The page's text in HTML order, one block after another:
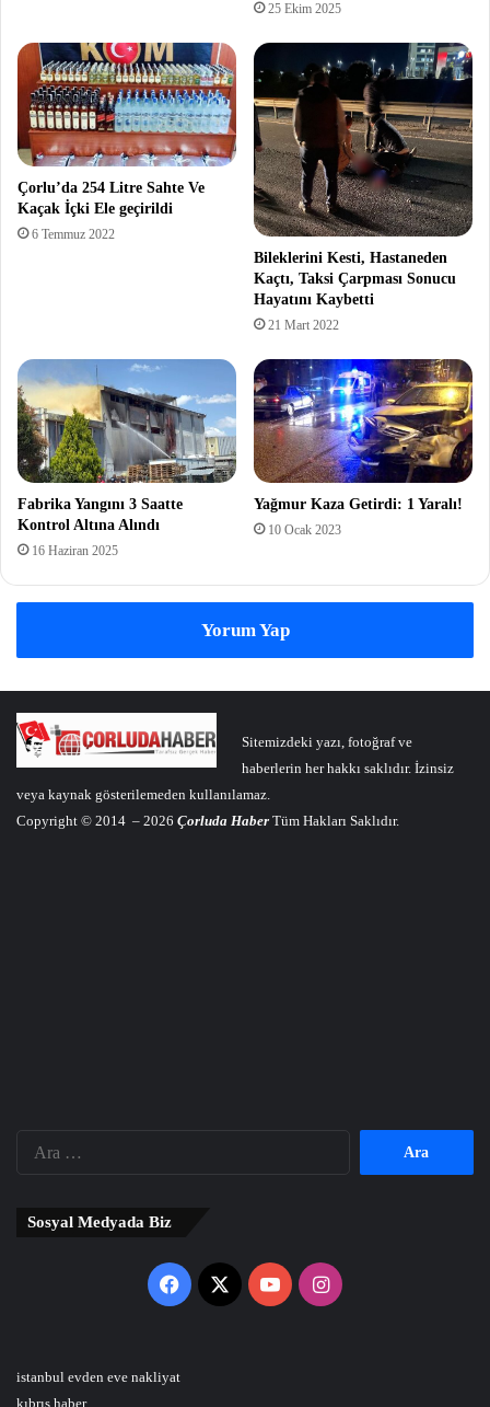
25 Ekim 2025
Çorlu’da 254 Litre Sahte Ve
Kaçak İçki Ele geçirildi
6 Temmuz 2022
Bileklerini Kesti, Hastaneden
Kaçtı, Taksi Çarpması Sonucu
Hayatını Kaybetti
21 Mart 2022
Fabrika Yangını 3 Saatte
Kontrol Altına Alındı
16 Haziran 2025
Yağmur Kaza Getirdi: 1 Yaralı!
10 Ocak 2023
Yorum Yap
Sitemizdeki yazı, fotoğraf ve
haberlerin her hakkı saklıdır. İzinsiz
veya kaynak gösterilemeden kullanılamaz.
Copyright © 2014 – 2026 Çorluda Haber Tüm Hakları Saklıdır.
Sosyal Medyada Biz
Facebook
X YouTubeInstagram
istanbul evden eve nakliyat
kıbrıs haber